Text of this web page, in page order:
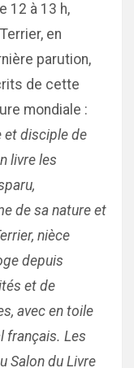
12 à 13 h,
en
parution,
de cette
mondiale :
et disciple de
livre les
de sa nature et
nièce
depuis
et de
avec en toile
français. Les
Salon du Livre